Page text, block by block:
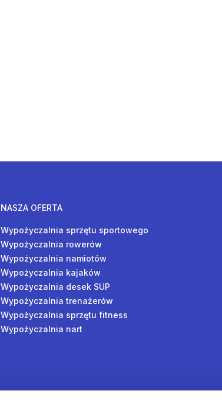
NASZA OFERTA
Wypożyczalnia sprzętu sportowego
Wypożyczalnia rowerów
Wypożyczalnia namiotów
Wypożyczalnia kajaków
Wypożyczalnia desek SUP
Wypożyczalnia trenażerów
Wypożyczalnia sprzętu fitness
Wypożyczalnia nart